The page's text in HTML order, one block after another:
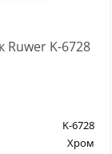
Ruwer K-6728
K-6728
Хром